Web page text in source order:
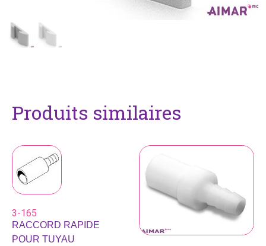
Produits similaires
3-165
RACCORD RAPIDE
POUR TUYAU